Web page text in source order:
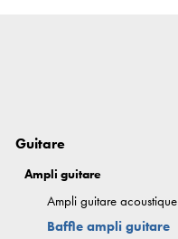
Guitare
Ampli guitare
Ampli guitare acoustique
Baffle ampli guitare